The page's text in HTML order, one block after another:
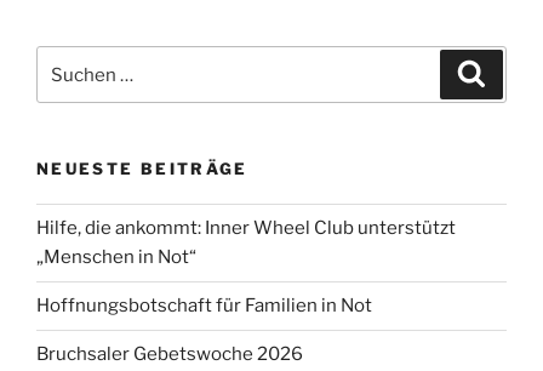
nach:
NEUESTE BEITRÄGE
Hilfe, die ankommt: Inner Wheel Club unterstützt
„Menschen in Not“
Hoffnungsbotschaft für Familien in Not
Bruchsaler Gebetswoche 2026